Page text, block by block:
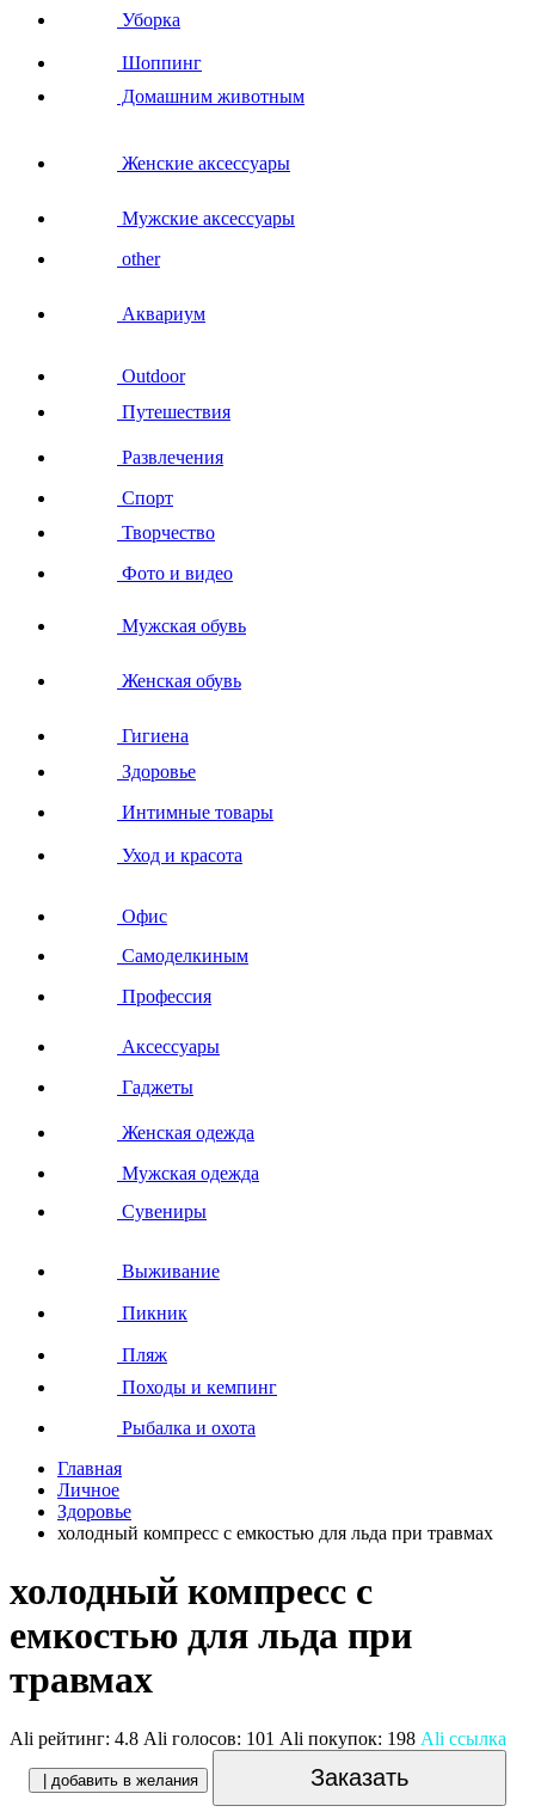
Уборка
Шоппинг
Домашним животным
Женские аксессуары
Мужские аксессуары
other
Аквариум
Outdoor
Путешествия
Развлечения
Спорт
Творчество
Фото и видео
Мужская обувь
Женская обувь
Гигиена
Здоровье
Интимные товары
Уход и красота
Офис
Самоделкиным
Профессия
Аксессуары
Гаджеты
Женская одежда
Мужская одежда
Сувениры
Выживание
Пикник
Пляж
Походы и кемпинг
Рыбалка и охота
Главная
Личное
Здоровье
холодный компресс с емкостью для льда при травмах
холодный компресс с
емкостью для льда при
травмах
Ali рейтинг: 4.8 Ali голосов: 101 Ali покупок: 198 Ali ссылка
| добавить в желания Заказать